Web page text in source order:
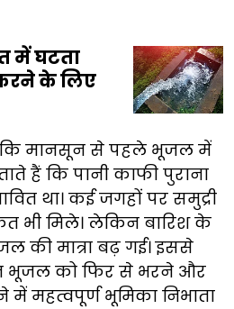
में घटता
के लिए
कि मानसून से पहले भूजल में
हैं कि पानी काफी पुराना
था। कई जगहों पर समुद्री
भी मिले। लेकिन बारिश के
की मात्रा बढ़ गई। इससे
भूजल को फिर से भरने और
में महत्वपूर्ण भूमिका निभाता